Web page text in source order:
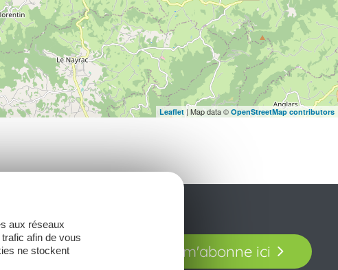
Leaflet| Map data © OpenStreetMap contributors
et laissez-vous
en Aveyron.
Je m'abonne ici
aux réseaux
afin de vous
ne stockent